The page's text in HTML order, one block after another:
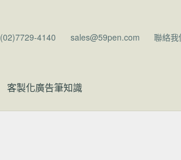
(02)7729-4140 sales@59pen.com 聯絡我
客製化廣告筆知識